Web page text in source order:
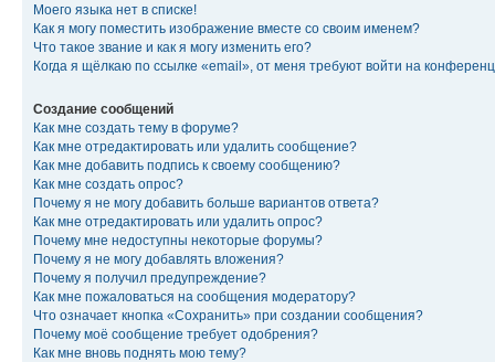
Моего языка нет в списке!
Как я могу поместить изображение вместе со своим именем?
Что такое звание и как я могу изменить его?
Когда я щёлкаю по ссылке «email», от меня требуют войти на
Создание сообщений
Как мне создать тему в форуме?
Как мне отредактировать или удалить сообщение?
Как мне добавить подпись к своему сообщению?
Как мне создать опрос?
Почему я не могу добавить больше вариантов ответа?
Как мне отредактировать или удалить опрос?
Почему мне недоступны некоторые форумы?
Почему я не могу добавлять вложения?
Почему я получил предупреждение?
Как мне пожаловаться на сообщения модератору?
Что означает кнопка «Сохранить» при создании сообщения?
Почему моё сообщение требует одобрения?
Как мне вновь поднять мою тему?